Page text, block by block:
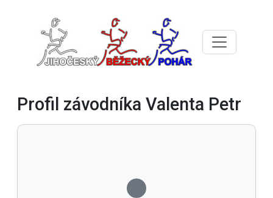
Profil závodníka Valenta Petr